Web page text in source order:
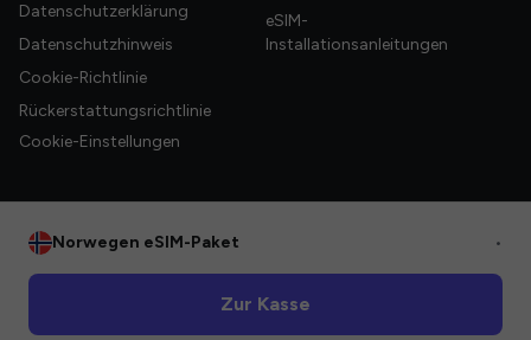
Datenschutzerklärung
Datenschutzhinweis
Cookie-Richtlinie
Rückerstattungsrichtlinie
Cookie-Einstellungen
eSIM-
Installationsanleitungen
Norwegen eSIM-Paket •
Zur Kasse